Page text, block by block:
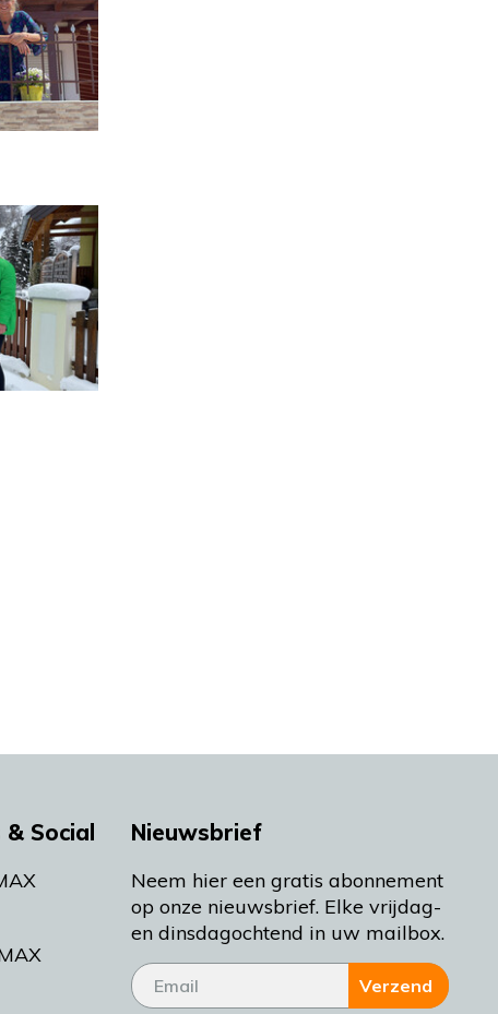
Social Nieuwsbrief
Neem hier een gratis abonnement
op onze nieuwsbrief. Elke vrijdag-
en dinsdagochtend in uw mailbox.
Verzend